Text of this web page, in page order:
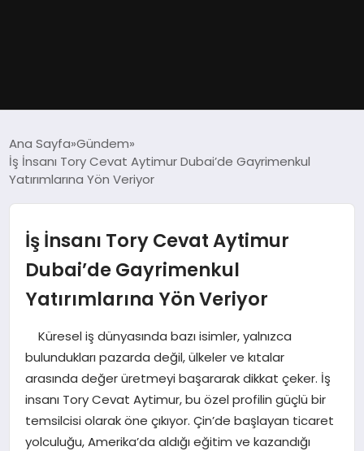
DÜNYA
EKONOMI
MAGAZIN
SAĞLIK
SIYASET
SPOR
Ana Sayfa Gündem
İş İnsanı Tory Cevat Aytimur Dubai’de Gayrimenkul
Yatırımlarına Yön Veriyor
İş İnsanı Tory Cevat Aytimur
Dubai’de Gayrimenkul
Yatırımlarına Yön Veriyor
Küresel iş dünyasında bazı isimler, yalnızca
bulundukları pazarda değil, ülkeler ve kıtalar
arasında değer üretmeyi başararak dikkat çeker. İş
insanı Tory Cevat Aytimur, bu özel profilin güçlü bir
temsilcisi olarak öne çıkıyor. Çin’de başlayan ticaret
yolculuğu, Amerika’da aldığı eğitim ve kazandığı